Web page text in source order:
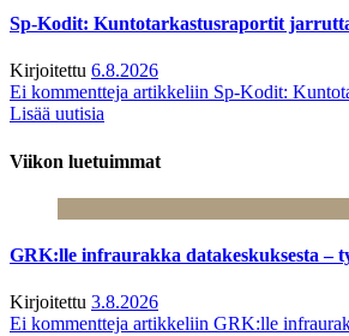
Sp-Kodit: Kuntotarkastusraportit
Kirjoitettu 6.8.2026
Ei kommentteja artikkeliin Sp-Kodit:
Lisää uutisia
Viikon luetuimmat
GRK:lle infraurakka datakeskuksesta –
Kirjoitettu 3.8.2026
Ei kommentteja artikkeliin GRK:lle